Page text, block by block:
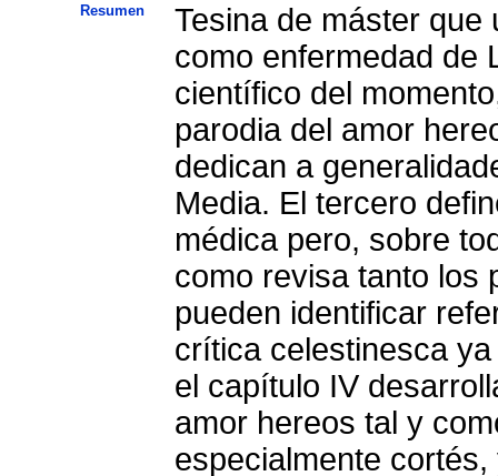
Resumen
Tesina de máster que
como enfermedad de
científico del
parodia del amor
dedican a
Media. El tercero
médica pero, sobre
como revisa tanto los
pueden identificar
crítica celestinesca
el capítulo IV
amor hereos tal y
especialmente